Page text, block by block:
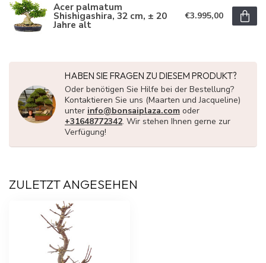
Acer palmatum
Shishigashira, 32 cm, ± 20
Jahre alt
€3.995,00
HABEN SIE FRAGEN ZU DIESEM PRODUKT?
Oder benötigen Sie Hilfe bei der Bestellung?
Kontaktieren Sie uns (Maarten und Jacqueline)
unter info@bonsaiplaza.com oder
+31648772342. Wir stehen Ihnen gerne zur
Verfügung!
ZULETZT ANGESEHEN